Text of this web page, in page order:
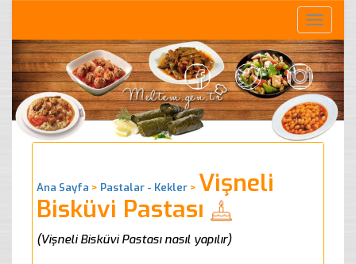
Toggle
Ana Sayfa > Pastalar - Kekler > Vişneli
Bisküvi Pastası
(Vişneli Bisküvi Pastası nasıl yapılır)